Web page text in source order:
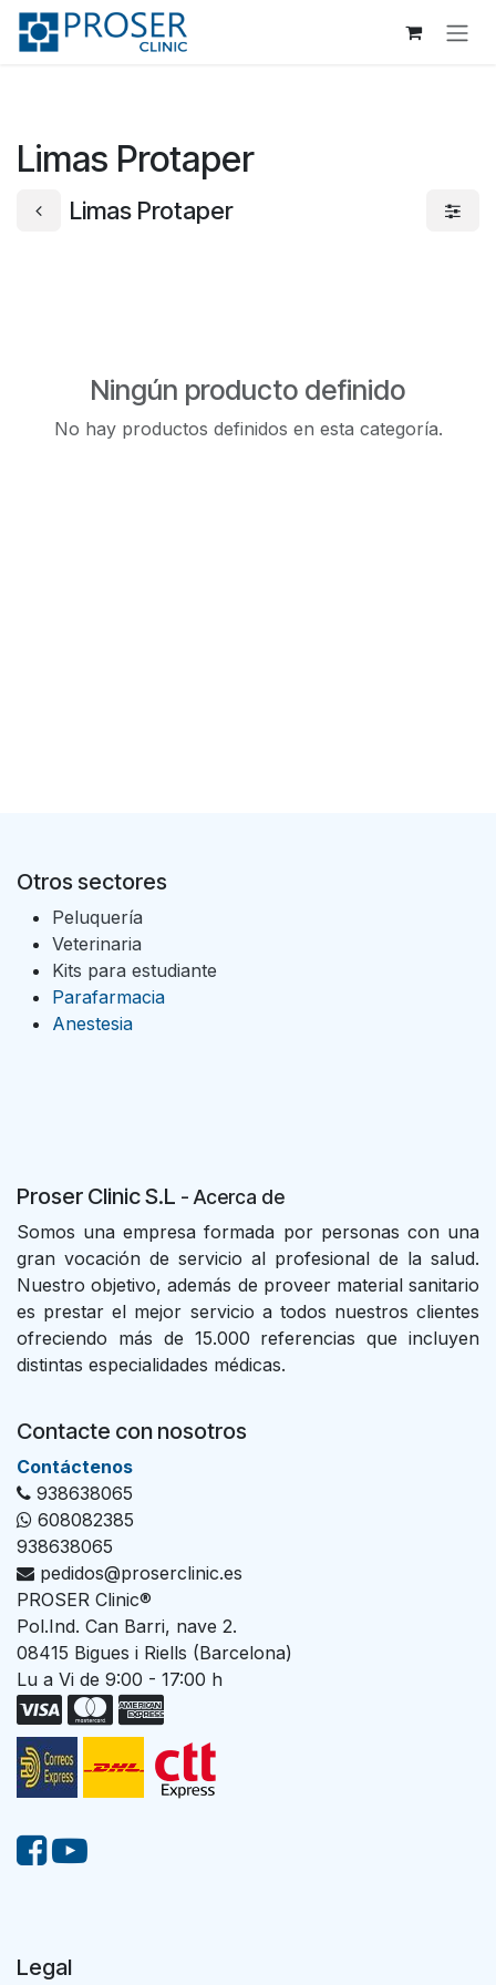
Ir al contenido
Limas Protaper
Limas Protaper
Ningún producto definido
No hay productos definidos en esta categoría.
Otros sectores
Peluquería
Veterinaria
Kits para estudiante
Parafarmacia
Anestesia
Proser Clinic S.L - Acerca de
Somos una empresa formada por personas con una
gran vocación de servicio al profesional de la salud.
Nuestro objetivo, además de proveer material sanitario
es prestar el mejor servicio a todos nuestros clientes
ofreciendo más de 15.000 referencias que incluyen
distintas especialidades médicas.
Contacte con nosotros
Con​tác​tenos
938638065
608082385
938638065
pedidos@proserclinic.es
PROSER Clinic®
Pol.Ind. Can Barri, nave 2.
08415 Bigues i Riells (Barcelona)
Lu a Vi de 9:00 - 17:00 h
Legal